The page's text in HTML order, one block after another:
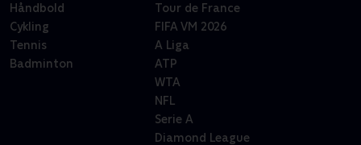
Håndbold
Cykling
Tennis
Badminton
Tour de France
FIFA VM 2026
A Liga
ATP
WTA
NFL
Serie A
Diamond League